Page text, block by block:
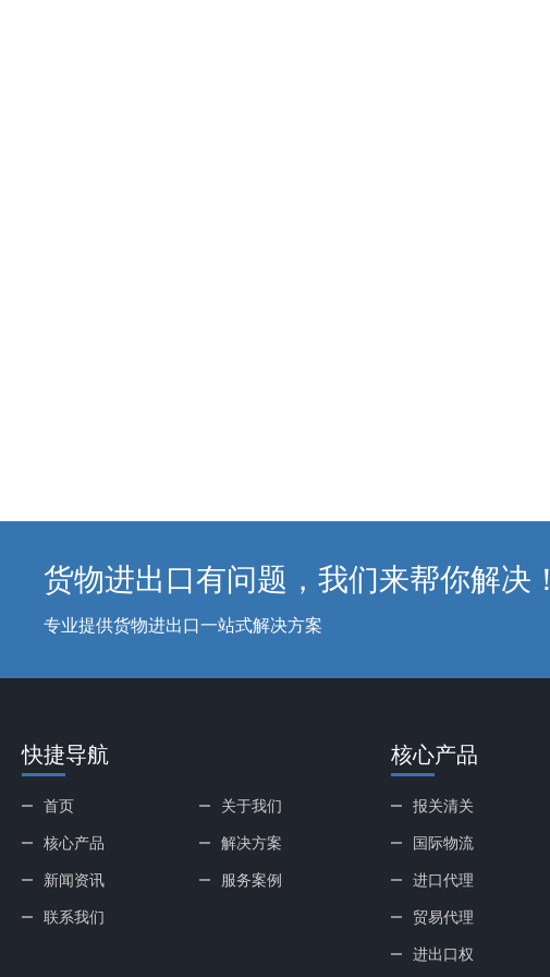
货物进出口有问题，我们来帮你解决！
专业提供货物进出口一站式解决方案
快捷导航
首页 关于我们
核心产品 解决方案
新闻资讯 服务案例
联系我们
核心产品
报关清关
国际物流
进口代理
贸易代理
进出口权